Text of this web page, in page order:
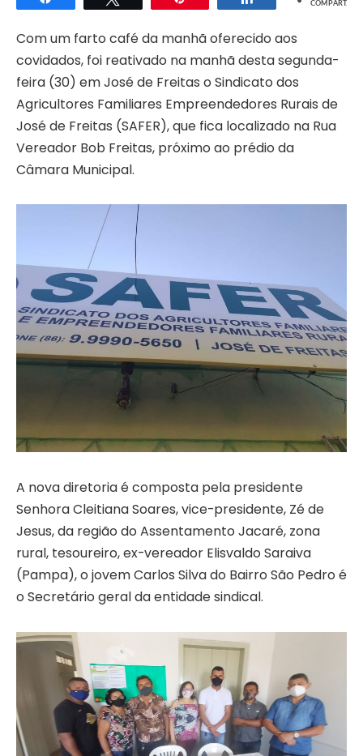
COMPART.
Com um farto café da manhã oferecido aos
covidados, foi reativado na manhã desta segunda-
feira (30) em José de Freitas o Sindicato dos
Agricultores Familiares Empreendedores Rurais de
José de Freitas (SAFER), que fica localizado na Rua
Vereador Bob Freitas, próximo ao prédio da
Câmara Municipal.
A nova diretoria é composta pela presidente
Senhora Cleitiana Soares, vice-presidente, Zé de
Jesus, da região do Assentamento Jacaré, zona
rural, tesoureiro, ex-vereador Elisvaldo Saraiva
(Pampa), o jovem Carlos Silva do Bairro São Pedro é
o Secretário geral da entidade sindical.